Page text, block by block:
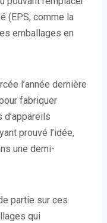
(EPS, comme la
emballages en
l’année dernière
fabriquer
prouvé l’idée,
une demi-
partie sur ces
qui